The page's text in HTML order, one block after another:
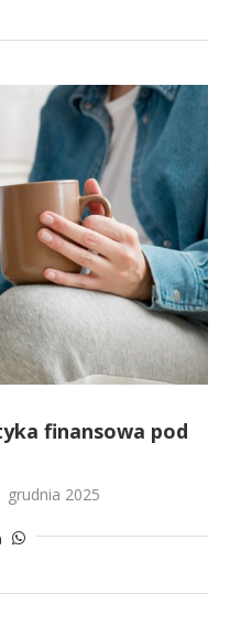
finansowa pod
grudnia 2025